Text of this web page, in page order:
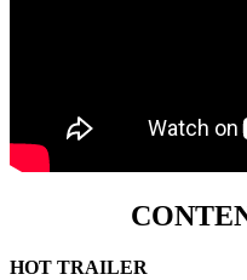
HOT TRAILER